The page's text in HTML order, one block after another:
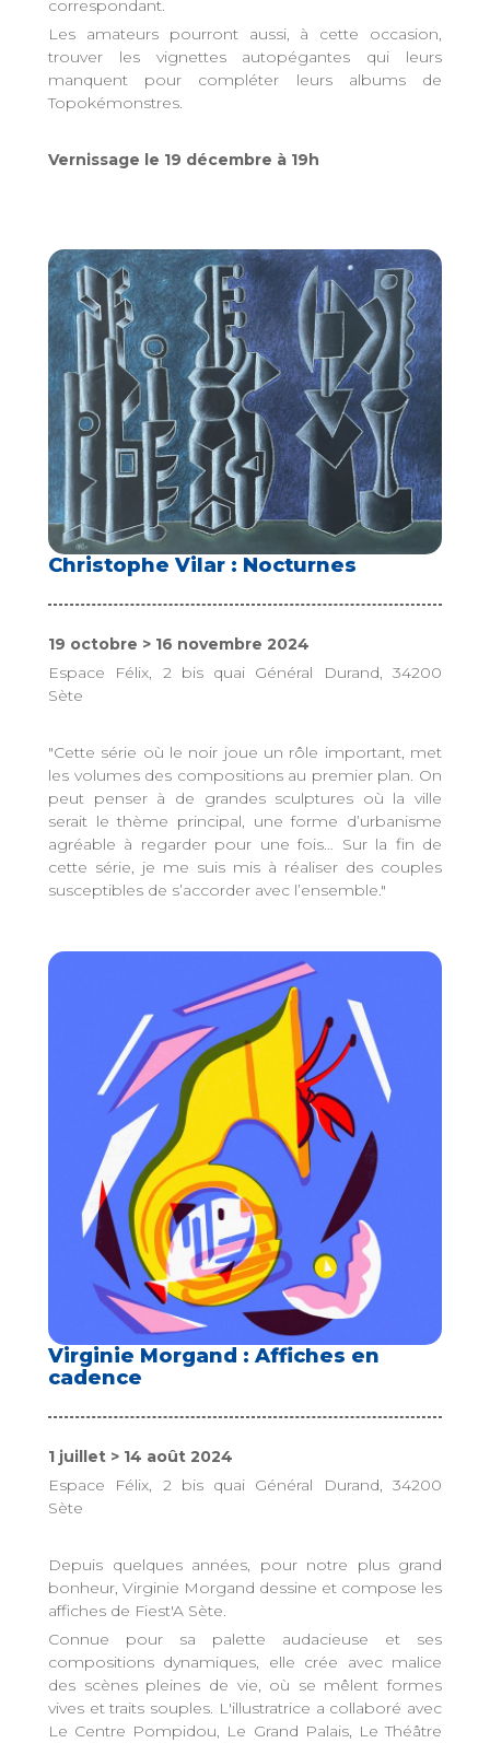
correspondant.
Les amateurs pourront aussi, à cette occasion,
trouver les vignettes autopégantes qui leurs
manquent pour compléter leurs albums de
Topokémonstres.
Vernissage le 19 décembre à 19h
Christophe Vilar : Nocturnes
19 octobre > 16 novembre 2024
Espace Félix, 2 bis quai Général Durand, 34200
Sète
"Cette série où le noir joue un rôle important, met
les volumes des compositions au premier plan. On
peut penser à de grandes sculptures où la ville
serait le thème principal, une forme d’urbanisme
agréable à regarder pour une fois… Sur la fin de
cette série, je me suis mis à réaliser des couples
susceptibles de s’accorder avec l’ensemble."
Virginie Morgand : Affiches en
cadence
1 juillet > 14 août 2024
Espace Félix, 2 bis quai Général Durand, 34200
Sète
Depuis quelques années, pour notre plus grand
bonheur, Virginie Morgand dessine et compose les
affiches de Fiest'A Sète.
Connue pour sa palette audacieuse et ses
compositions dynamiques, elle crée avec malice
des scènes pleines de vie, où se mêlent formes
vives et traits souples. L'illustratrice a collaboré avec
Le Centre Pompidou, Le Grand Palais, Le Théâtre